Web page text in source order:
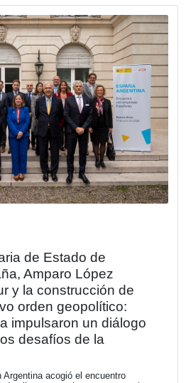
refuerzan el compromiso de
bilateral y la construcción de
que favorezcan el desarrollo
y Argentina.
Compartir
REALIZADOS